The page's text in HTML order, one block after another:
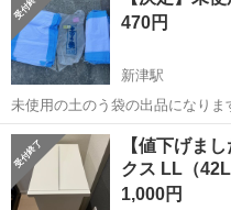
470円
新津駅
未使用の土のう袋の出品になり
入りを購入しましたが3枚しか使
譲りします。 1枚あたり10円 お取引場所は荻川付近を予定しておりま
す。 ノークレームノー...
新潟 新潟市 新津駅
【値下げま
クス LL（
1,000円